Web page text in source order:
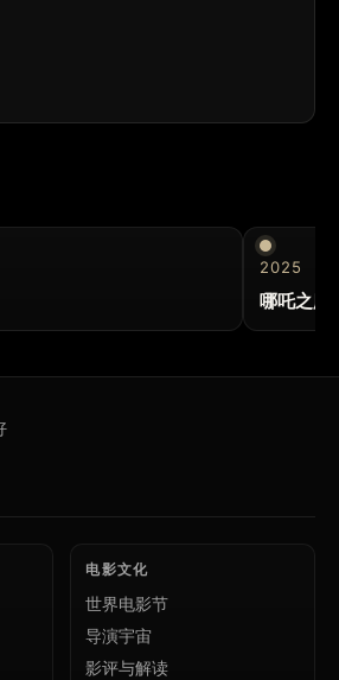
2025
哪吒之魔
电影文化
世界电影节
导演宇宙
影评与解读